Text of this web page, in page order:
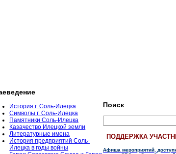
История г. Соль-Илецка
Символы г. Соль-Илецка
Памятники Соль-Илецка
Казачество Илецкой земли
Литературные имена
История предприятий Соль-
Илецка в годы войны
Поиск
ПОДДЕРЖКА
Афиша мероприятий,